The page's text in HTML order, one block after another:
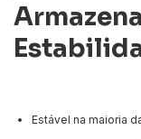
Estável na maioria